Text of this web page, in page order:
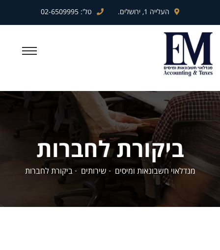
העלייה 1, ירושלים. טל':02-6509995
ביקורת לחברות
מנדלאוי חשבונאות ומיסים שירותים ביקורת לחברות